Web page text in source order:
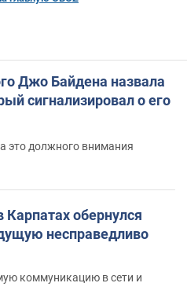
Джо Байдена назвала
сигнализировал о его
это должного внимания
обернулся
несправедливо
коммуникацию в сети и